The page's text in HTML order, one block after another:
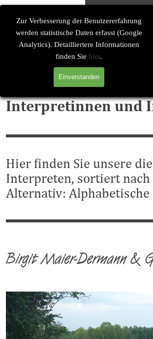
Zur Verbesserung der Benutzererfahrung
werden statistische Daten erfasst (Google
Analytics). Detailliertere Informationen
finden Sie hier.
Einverstanden
Direkt zum Seiteninhalt
Solitude-Soirée
Eine Konzertreihe der
Interpretinnen und
Hier finden Sie unsere
Interpreten, sortiert nach
Alternativ:
Birgit Maier-Dermann &